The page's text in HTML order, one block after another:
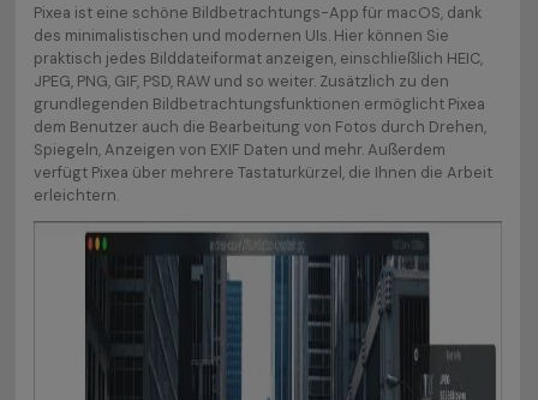
Pixea ist eine schöne Bildbetrachtungs-App für macOS, dank
des minimalistischen und modernen UIs. Hier können Sie
praktisch jedes Bilddateiformat anzeigen, einschließlich HEIC,
JPEG, PNG, GIF, PSD, RAW und so weiter. Zusätzlich zu den
grundlegenden Bildbetrachtungsfunktionen ermöglicht Pixea
dem Benutzer auch die Bearbeitung von Fotos durch Drehen,
Spiegeln, Anzeigen von EXIF Daten und mehr. Außerdem
verfügt Pixea über mehrere Tastaturkürzel, die Ihnen die Arbeit
erleichtern.